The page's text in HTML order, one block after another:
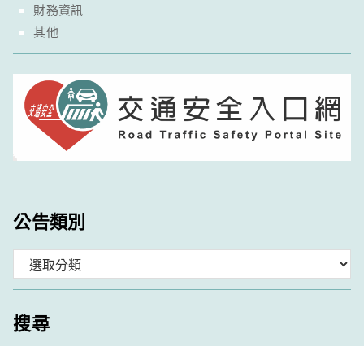
財務資訊
其他
公告類別
類
搜尋